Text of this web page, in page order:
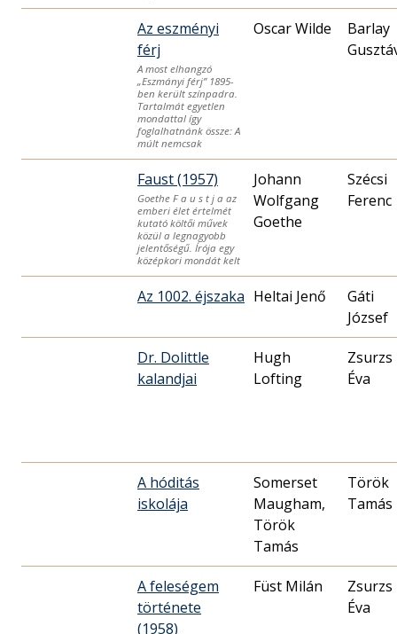
Az eszményi
férj
A most elhangzó
„Eszmányi férj” 1895-
ben került színpadra.
Tartalmát egyetlen
mondattal így
foglalhatnánk össze: A
múlt nemcsak
Oscar Wilde
Barlay
Faust (1957)
Goethe F a u s t j a az
emberi élet értelmét
kutató költői művek
közül a legnagyobb
jelentőségű. Írója egy
középkori mondát kelt
Johann
Wolfgang
Goethe
Szécsi
Ferenc
Az 1002. éjszaka Heltai Jenő
Gáti
József
Dr. Dolittle
kalandjai
Hugh
Lofting
Zsurzs
Éva
A hóditás
iskolája
Somerset
Maugham,
Török
Tamás
Török
Tamás
A feleségem
története
(1958)
Füst Milán
Zsurzs
Éva